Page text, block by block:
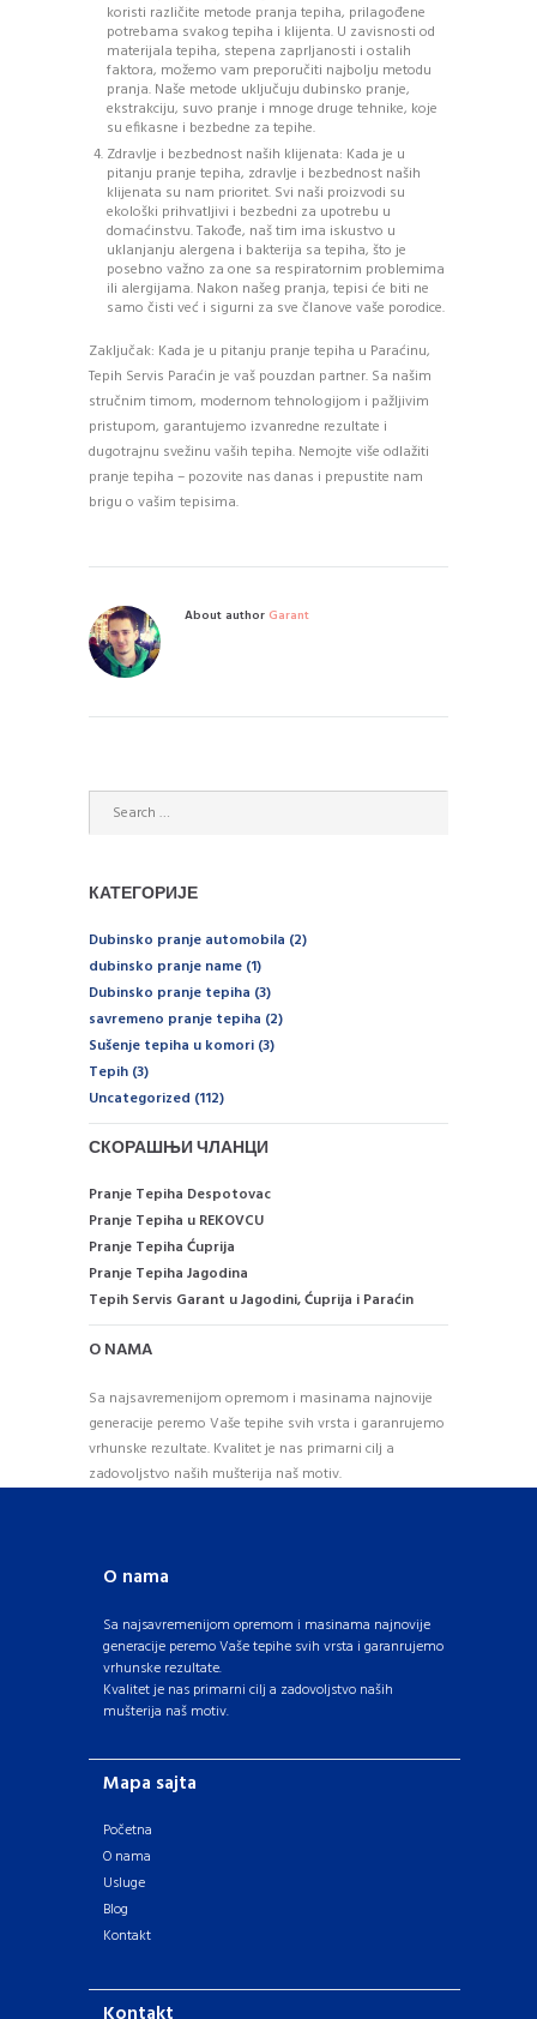
koristi različite metode pranja tepiha, prilagođene
potrebama svakog tepiha i klijenta. U zavisnosti od
materijala tepiha, stepena zaprljanosti i ostalih
faktora, možemo vam preporučiti najbolju metodu
pranja. Naše metode uključuju dubinsko pranje,
ekstrakciju, suvo pranje i mnoge druge tehnike, koje
su efikasne i bezbedne za tepihe.
Zdravlje i bezbednost naših klijenata: Kada je u
pitanju pranje tepiha, zdravlje i bezbednost naših
klijenata su nam prioritet. Svi naši proizvodi su
ekološki prihvatljivi i bezbedni za upotrebu u
domaćinstvu. Takođe, naš tim ima iskustvo u
uklanjanju alergena i bakterija sa tepiha, što je
posebno važno za one sa respiratornim problemima
ili alergijama. Nakon našeg pranja, tepisi će biti ne
samo čisti već i sigurni za sve članove vaše porodice.
Zaključak: Kada je u pitanju pranje tepiha u Paraćinu,
Tepih Servis Paraćin je vaš pouzdan partner. Sa našim
stručnim timom, modernom tehnologijom i pažljivim
pristupom, garantujemo izvanredne rezultate i
dugotrajnu svežinu vaših tepiha. Nemojte više odlažiti
pranje tepiha – pozovite nas danas i prepustite nam
brigu o vašim tepisima.
About author Garant
КАТЕГОРИЈЕ
Dubinsko pranje automobila (2)
dubinsko pranje name (1)
Dubinsko pranje tepiha (3)
savremeno pranje tepiha (2)
Sušenje tepiha u komori (3)
Tepih (3)
Uncategorized (112)
СКОРАШЊИ ЧЛАНЦИ
Pranje Tepiha Despotovac
Pranje Tepiha u REKOVCU
Pranje Tepiha Ćuprija
Pranje Tepiha Jagodina
Tepih Servis Garant u Jagodini, Ćuprija i Paraćin
O NAMA
Sa najsavremenijom opremom i masinama najnovije
generacije peremo Vaše tepihe svih vrsta i garanrujemo
vrhunske rezultate. Kvalitet je nas primarni cilj a
zadovoljstvo naših mušterija naš motiv.
O nama
Sa najsavremenijom opremom i masinama najnovije
generacije peremo Vaše tepihe svih vrsta i garanrujemo
vrhunske rezultate.
Kvalitet je nas primarni cilj a zadovoljstvo naših
mušterija naš motiv.
Mapa sajta
Početna
O nama
Usluge
Blog
Kontakt